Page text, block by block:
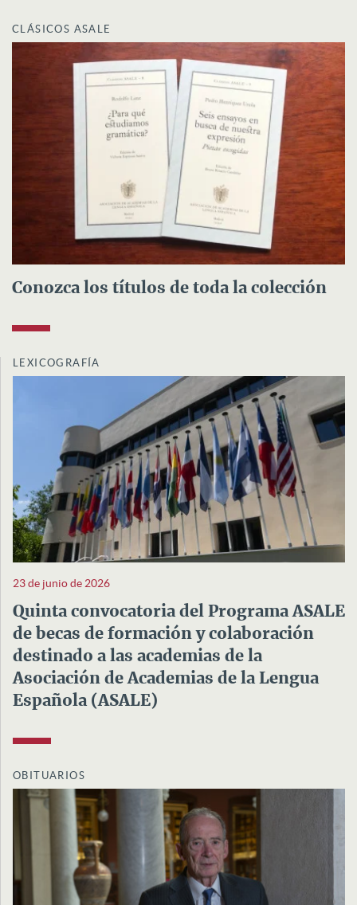
CLÁSICOS ASALE
Conozca los títulos de toda la colección
LEXICOGRAFÍA
23 de junio de 2026
Quinta convocatoria del Programa ASALE
de becas de formación y colaboración
destinado a las academias de la
Asociación de Academias de la Lengua
Española (ASALE)
OBITUARIOS